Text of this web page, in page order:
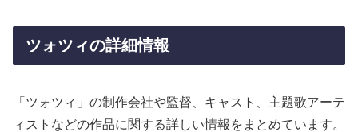
ツォツィの詳細情報
「ツォツィ」の制作会社や監督、キャスト、主題歌アーテ
ィストなどの作品に関する詳しい情報をまとめています。